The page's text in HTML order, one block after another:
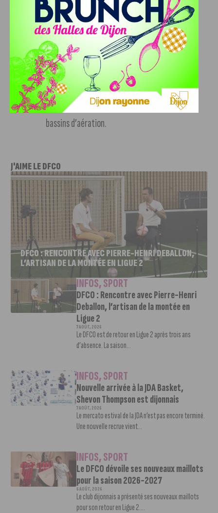
Améliorer le traitement des eaux usées par la
mise en place d’un traitement tertiaire des
micropolluants sur la station d’épuration
eauvitale,
Fiabiliser le traitement par l’installation d’un
système de densification des boues dans les
bassins d’aération.
J'AIME LE DFCO
DFCO : RENCONTRE AVEC PIERRE-HENRI DEBALLON,
L’ARTISAN DE LA MONTÉE EN LIGUE 2
INFOS,SPORT
DFCO : Rencontre avec Pierre-Henri
Deballon, l’artisan de la montée en
Ligue 2
7 AOÛT, 2026
Le DFCO est de retour en Ligue 2 après trois ans
d’absence. La saison...
INFOS,SPORT
Nouvelle arrivée à la JDA Basket,
Shevon Thompson est dijonnais
7 AOÛT, 2026
Le mercato estival de la JDA n’est pas encore terminé.
Une nouvelle recrue vient...
INFOS,SPORT
Le DFCO dévoile ses nouveaux maillots
pour la saison 2026-2027
6 AOÛT, 2026
Le club dijonnais a présenté ses nouveaux maillots
pour son retour en Ligue 2....